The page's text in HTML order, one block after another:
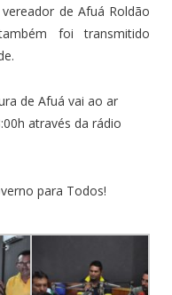
de Afuá Roldão
foi transmitido
de Afuá vai ao ar
através da rádio
para Todos!